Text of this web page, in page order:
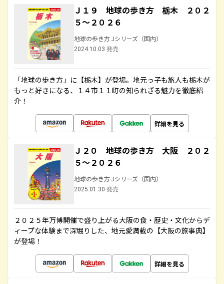
Ｊ１９ 地球の歩き方 栃木 ２０２
５～２０２６
地球の歩き方 Jシリーズ（国内）
2024.10.03 発売
「地球の歩き方」に【栃木】が登場。地元っ子も旅人も栃木が
もっと好きになる、１４市１１町の知られざる魅力を徹底紹
介！
詳細を見る
Ｊ２０ 地球の歩き方 大阪 ２０２
５～２０２６
地球の歩き方 Jシリーズ（国内）
2025.01.30 発売
２０２５年万博開催で盛り上がる大阪の食・歴史・文化からデ
ィープな体験まで深堀りした、地元愛満載の【大阪の旅事典】
が登場！
詳細を見る